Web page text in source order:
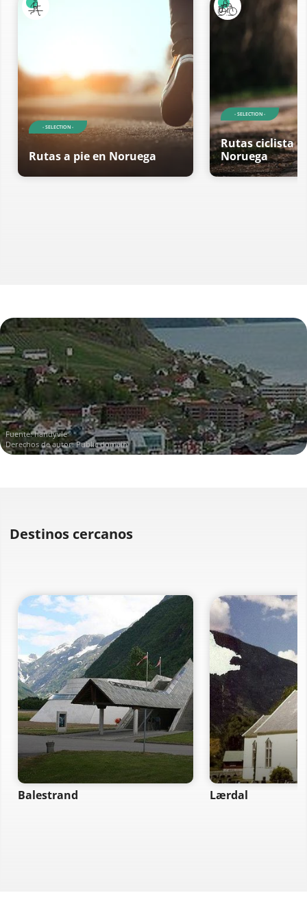
- SELECTION -
Rutas a pie en Noruega
- SELECTION -
Rutas ciclista
Noruega
Fuente:handyvle
Derechos de autor: Public domain
Destinos cercanos
Balestrand Lærdal